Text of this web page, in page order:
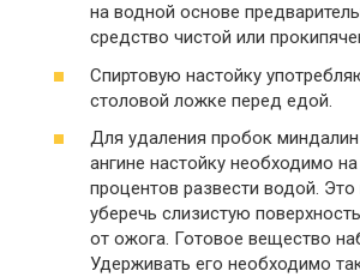
на водной основе
средство чистой или
Спиртовую настойку
столовой ложке перед едой.
Для удаления пробок миндалин
ангине настойку необходимо
процентов развести водой.
уберечь слизистую
от ожога. Готовое вещество
Удерживать его необходимо